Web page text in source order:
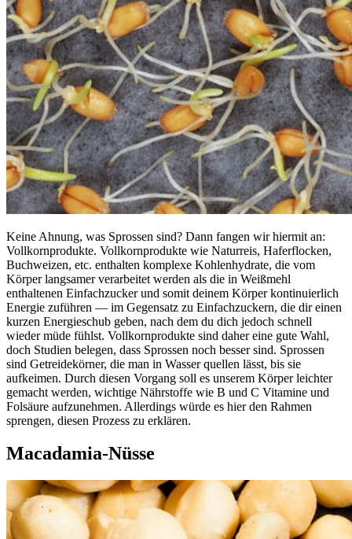
Keine Ahnung, was Sprossen sind? Dann fangen wir hiermit an:
Vollkornprodukte. Vollkornprodukte wie Naturreis, Haferflocken,
Buchweizen, etc. enthalten komplexe Kohlenhydrate, die vom
Körper langsamer verarbeitet werden als die in Weißmehl
enthaltenen Einfachzucker und somit deinem Körper kontinuierlich
Energie zuführen — im Gegensatz zu Einfachzuckern, die dir einen
kurzen Energieschub geben, nach dem du dich jedoch schnell
wieder müde fühlst. Vollkornprodukte sind daher eine gute Wahl,
doch Studien belegen, dass Sprossen noch besser sind. Sprossen
sind Getreidekörner, die man in Wasser quellen lässt, bis sie
aufkeimen. Durch diesen Vorgang soll es unserem Körper leichter
gemacht werden, wichtige Nährstoffe wie B und C Vitamine und
Folsäure aufzunehmen. Allerdings würde es hier den Rahmen
sprengen, diesen Prozess zu erklären.
Macadamia-Nüsse